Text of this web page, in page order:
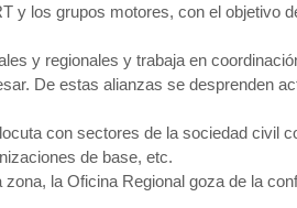
y los grupos motores, con el objetivo
y regionales y trabaja en
De estas alianzas se desprenden
con sectores de la sociedad civil
de base, etc.
la Oficina Regional goza de la